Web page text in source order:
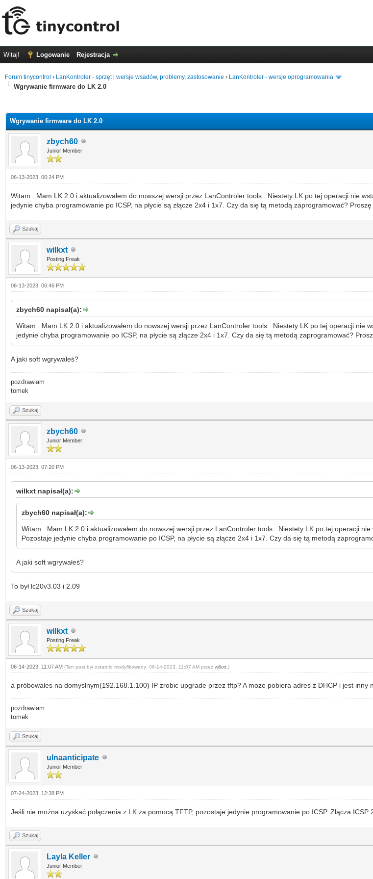
Witaj! Logowanie Rejestracja
Forum tinycontrol › LanKontroler - sprzęt i wersje wsadów, problemy, zastosowanie › LanKontroler - wersje oprogramowania
Wgrywanie firmware do LK 2.0
Wgrywanie firmware do LK 2.0
zbych60
Junior Member
06-13-2023, 06:24 PM
Witam . Mam LK 2.0 i aktualizowałem do nowszej wersji przez LanControler tools . Niestety LK po tej operacji nie
jedynie chyba programowanie po ICSP, na płycie są złącze 2x4 i 1x7. Czy da się tą metodą zaprogramować?
Szukaj
wilkxt
Posting Freak
06-13-2023, 06:46 PM
zbych60 napisał(a):
Witam . Mam LK 2.0 i aktualizowałem do nowszej wersji przez LanControler tools . Niestety LK po tej operacji nie
jedynie chyba programowanie po ICSP, na płycie są złącze 2x4 i 1x7. Czy da się tą metodą zaprogramować?
A jaki soft wgrywałeś?
pozdrawiam
tomek
Szukaj
zbych60
Junior Member
06-13-2023, 07:20 PM
wilkxt napisał(a):
zbych60 napisał(a):
Witam . Mam LK 2.0 i aktualizowałem do nowszej wersji przez LanControler tools . Niestety LK po tej operacji
Pozostaje jedynie chyba programowanie po ICSP, na płycie są złącze 2x4 i 1x7. Czy da się tą metodą
A jaki soft wgrywałeś?
To był lc20v3.03 i 2.09
Szukaj
wilkxt
Posting Freak
06-14-2023, 11:07 AM (Ten post był ostatnio modyfikowany: 06-14-2023, 11:07 AM przez wilkxt .)
a próbowales na domyslnym(192.168.1.100) IP zrobic upgrade przez tftp? A moze pobiera adres z DHCP i jest inny
pozdrawiam
tomek
Szukaj
ulnaanticipate
Junior Member
07-24-2023, 12:38 PM
Jeśli nie można uzyskać połączenia z LK za pomocą TFTP, pozostaje jedynie programowanie po ICSP. Złącza
Szukaj
Layla Keller
Junior Member